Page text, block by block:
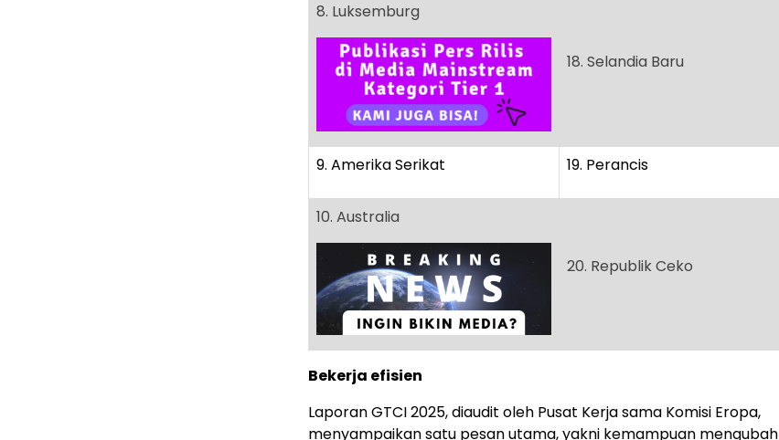
8. Luksemburg
18. Selandia Baru
9. Amerika Serikat 19. Perancis
10. Australia
20. Republik Ceko
Bekerja efisien
Laporan GTCI 2025, diaudit oleh Pusat Kerja sama Komisi Eropa,
menyampaikan satu pesan utama, yakni kemampuan mengubah